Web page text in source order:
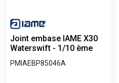
Joint embase IAME X30
Waterswift - 1/10 ème
PMIAEBP85046A